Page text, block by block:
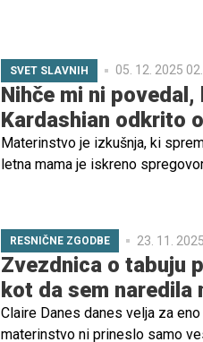
SVET SLAVNIH 05. 12. 2025
Nihče mi ni
Kardashian odkrito
Materinstvo je izkušnja, ki
letna mama je iskreno
RESNIČNE ZGODBE 23. 11.
Zvezdnica o tabuju
kot da sem naredila
Claire Danes danes velja za
materinstvo ni prineslo samo